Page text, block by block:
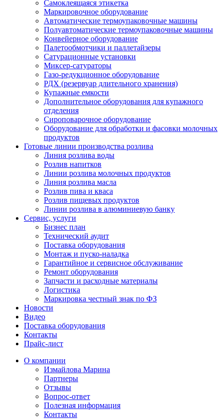
Самоклеящаяся этикетка
Маркировочное оборудование
Автоматические термоупаковочные машины
Полуавтоматические термоупаковочные машины
Конвейерное оборудование
Палетообмотчики и паллетайзеры
Сатурационные установки
Миксер-сатураторы
Газо-редукционное оборудование
РДХ (резервуар длительного хранения)
Купажные емкости
Дополнительное оборудования для купажного
отделения
Сироповарочное оборудование
Оборудование для обработки и фасовки молочных
продуктов
Готовые линии производства розлива
Линия розлива воды
Розлив напитков
Линии розлива молочных продуктов
Линия розлива масла
Розлив пива и кваса
Розлив пищевых продуктов
Линии розлива в алюминиевую банку
Сервис, услуги
Бизнес план
Технический аудит
Поставка оборудования
Монтаж и пуско-наладка
Гарантийное и сервисное обслуживание
Ремонт оборудования
Запчасти и расходные материалы
Логистика
Маркировка честный знак по ФЗ
Новости
Видео
Поставка оборудования
Контакты
Прайс-лист
О компании
Измайлова Марина
Партнеры
Отзывы
Вопрос-ответ
Полезная информация
Контакты